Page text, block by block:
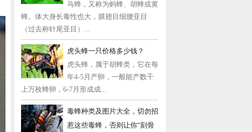
马蜂，又称为蚂蜂、胡蜂或黄
蜂。体大身长毒性也大，膜翅目细腰亚目
（过去称针尾亚目）...
虎头蜂一只价格多少钱？
虎头蜂，属于胡蜂类，它在每
年4-5月产卵，一般能产数千
上万枚蜂卵，6-7月形成成...
毒蜂种类及图片大全，切勿招
惹这些毒蜂，否则让你“刻骨